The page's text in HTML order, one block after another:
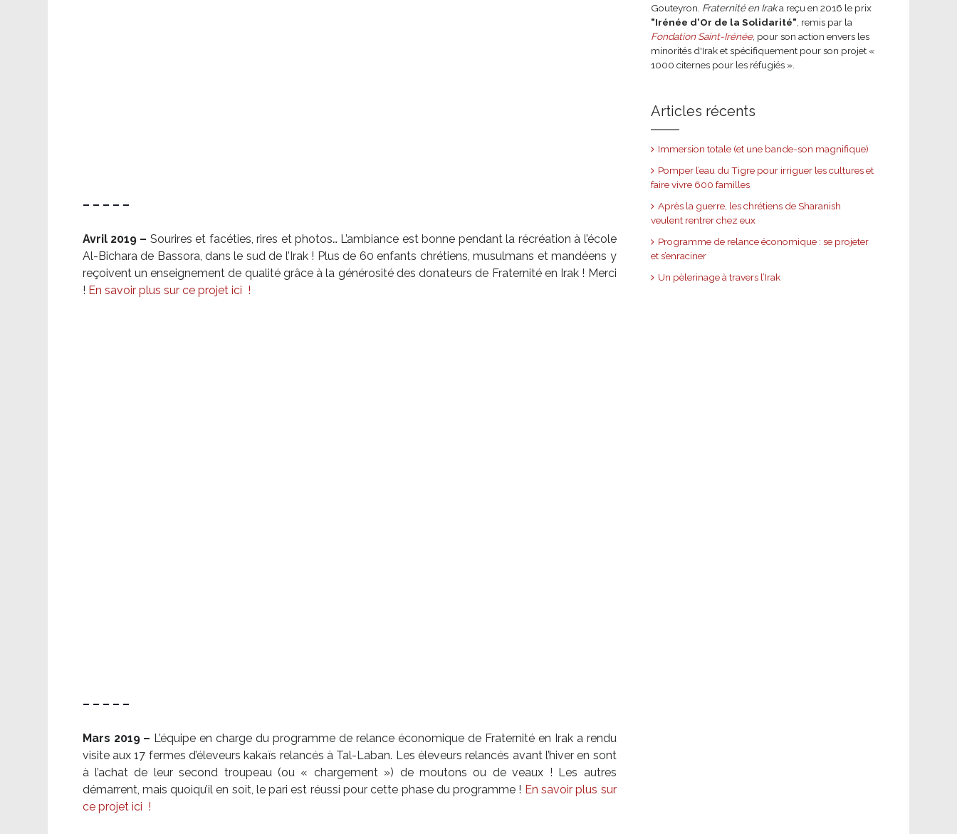
– – – – –
Avril 2019 – Sourires et facéties, rires et photos… L’ambiance est bonne pendant la récréation à l’école
Al-Bichara de Bassora, dans le sud de l’Irak ! Plus de 60 enfants chrétiens, musulmans et mandéens y
reçoivent un enseignement de qualité grâce à la générosité des donateurs de Fraternité en Irak ! Merci
! En savoir plus sur ce projet ici !
– – – – –
Mars 2019 – L’équipe en charge du programme de relance économique de Fraternité en Irak a rendu
visite aux 17 fermes d’éleveurs kakaïs relancés à Tal-Laban. Les éleveurs relancés avant l’hiver en sont
à l’achat de leur second troupeau (ou « chargement ») de moutons ou de veaux ! Les autres
démarrent, mais quoiqu’il en soit, le pari est réussi pour cette phase du programme ! En savoir plus sur
ce projet ici !
Gouteyron. Fraternité en Iraka reçu en 2016 le prix
"Irénée d'Or de la Solidarité" , remis par la
Fondation Saint-Irénée, pour son action envers les
minorités d'Irak et spécifiquement pour son projet «
1000 citernes pour les réfugiés ».
Articles récents
Immersion totale (et une bande-son magnifique)
Pomper l’eau du Tigre pour irriguer les cultures et
faire vivre 600 familles
Après la guerre, les chrétiens de Sharanish
veulent rentrer chez eux
Programme de relance économique : se projeter
et s’enraciner
Un pèlerinage à travers l’Irak